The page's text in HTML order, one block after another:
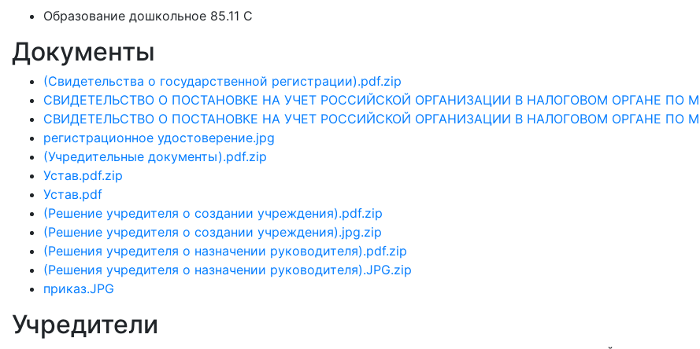
Образование дошкольное 85.11 C
Документы
(Свидетельства о государственной регистрации).pdf.zip
СВИДЕТЕЛЬСТВО О ПОСТАНОВКЕ НА УЧЕТ РОССИЙСКОЙ ОРГАНИЗАЦИИ В НАЛОГОВОМ ОРГАНЕ ПО
СВИДЕТЕЛЬСТВО О ПОСТАНОВКЕ НА УЧЕТ РОССИЙСКОЙ ОРГАНИЗАЦИИ В НАЛОГОВОМ ОРГАНЕ ПО
регистрационное удостоверение.jpg
(Учредительные документы).pdf.zip
Устав.pdf.zip
Устав.pdf
(Решение учредителя о создании учреждения).pdf.zip
(Решение учредителя о создании учреждения).jpg.zip
(Решения учредителя о назначении руководителя).pdf.zip
(Решения учредителя о назначении руководителя).JPG.zip
приказ.JPG
Учредители